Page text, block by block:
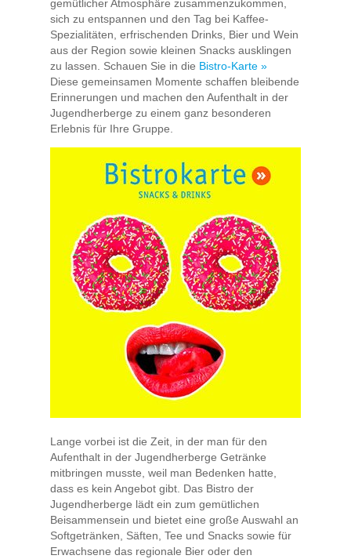
Räumlichkeiten machen die Jugendherberge
zu einer guten Wahl für Seminare oder
Gruppenveranstaltungen. Ich habe nicht
übernachtet, aber mein Eindruck vom Haus
war insgesamt sehr positiv. Wer eine
moderne und gut organisierte Location für
ein Event sucht, ist hier genau richtig!
gemütlicher Atmosphäre zusammenzukommen,
sich zu entspannen und den Tag bei Kaffee-
Spezialitäten, erfrischenden Drinks, Bier und Wein
aus der Region sowie kleinen Snacks ausklingen
zu lassen. Schauen Sie in die Bistro-Karte »
Diese gemeinsamen Momente schaffen bleibende
Erinnerungen und machen den Aufenthalt in der
Jugendherberge zu einem ganz besonderen
Erlebnis für Ihre Gruppe.
Lange vorbei ist die Zeit, in der man für den
Aufenthalt in der Jugendherberge Getränke
mitbringen musste, weil man Bedenken hatte,
dass es kein Angebot gibt. Das Bistro der
Jugendherberge lädt ein zum gemütlichen
Beisammensein und bietet eine große Auswahl an
Softgetränken, Säften, Tee und Snacks sowie für
Erwachsene das regionale Bier oder den